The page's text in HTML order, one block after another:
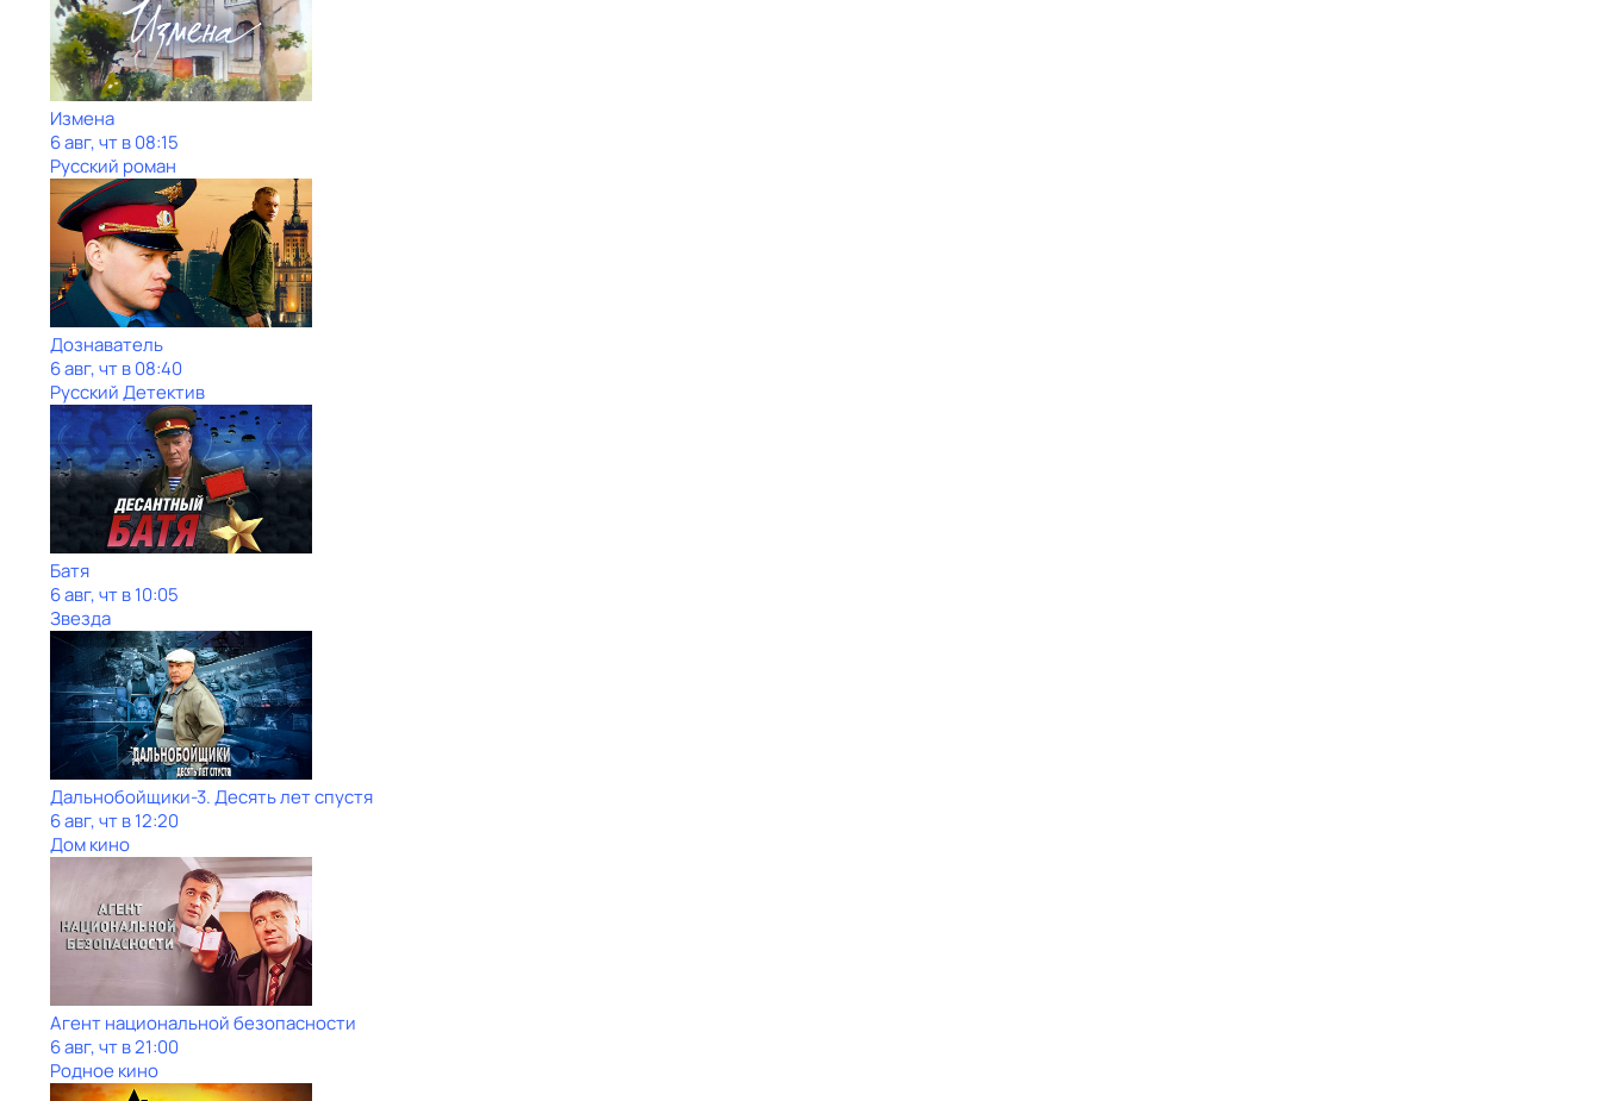
Измена
6 авг, чт в 08:15
Русский роман
Дознаватель
6 авг, чт в 08:40
Русский Детектив
Батя
6 авг, чт в 10:05
Звезда
Дальнобойщики-3. Десять лет спустя
6 авг, чт в 12:20
Дом кино
Агент национальной безопасности
6 авг, чт в 21:00
Родное кино